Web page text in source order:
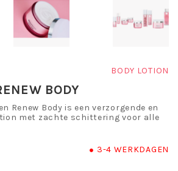
BODY LOTION
BODY
Renew Body is een verzorgende en
met zachte schittering voor alle
3-4 WERKDAGEN